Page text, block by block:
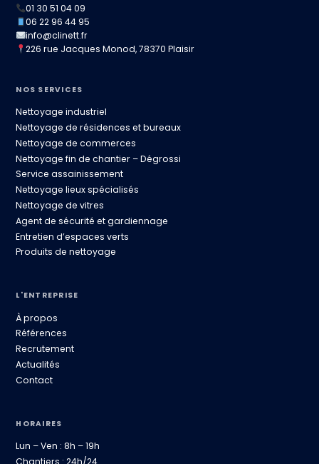
01 30 51 04 09
06 22 96 44 95
info@clinett.fr
226 rue Jacques Monod, 78370 Plaisir
NOS SERVICES
Nettoyage industriel
Nettoyage de résidences et bureaux
Nettoyage de commerces
Nettoyage fin de chantier – Dégrossi
Service assainissement
Nettoyage lieux spécialisés
Nettoyage de vitres
Agent de sécurité et gardiennage
Entretien d’espaces verts
Produits de nettoyage
L'ENTREPRISE
À propos
Références
Recrutement
Actualités
Contact
HORAIRES
Lun – Ven : 8h – 19h
Chantiers : 24h/24